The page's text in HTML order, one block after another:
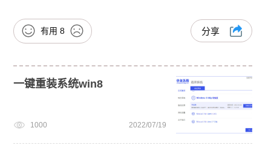
有用 8 分享
一键重装系统win8
1000 2022/07/19